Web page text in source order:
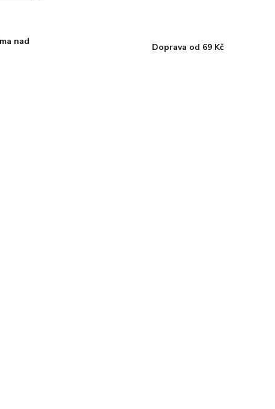
nad
Doprava od 69 Kč